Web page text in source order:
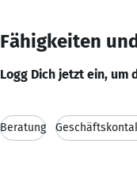
Fähigkeiten
Logg Dich jetzt ein, um
Beratung